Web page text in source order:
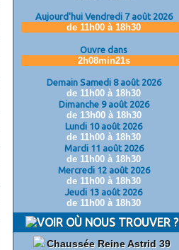
Aujourd'hui Vendredi 7 août 2026
de 11h00 à 18h30
Ouvre dans
2h08min20s
Demain Samedi 8 août 2026
de 11h00 à 18h30
Dimanche 9 août 2026
de 13h00 à 18h30
Lundi 10 août 2026
de 11h00 à 18h30
Mardi 11 août 2026
de 11h00 à 18h30
Mercredi 12 août 2026
de 11h00 à 18h30
Jeudi 13 août 2026
de 11h00 à 18h30
OÙ NOUS TROUVER ?
Chaussée Reine Astrid 39